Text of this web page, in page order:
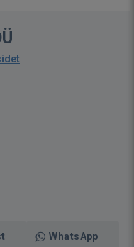
WhatsApp